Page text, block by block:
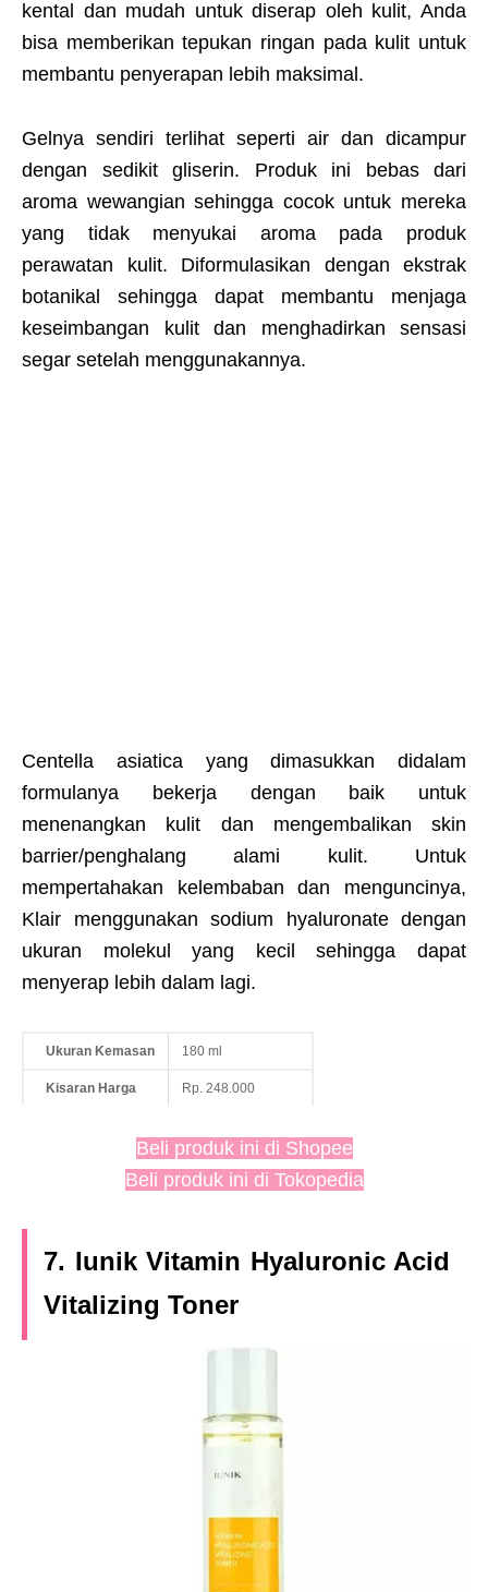
kental dan mudah untuk diserap oleh kulit, Anda
bisa memberikan tepukan ringan pada kulit untuk
membantu penyerapan lebih maksimal.
Gelnya sendiri terlihat seperti air dan dicampur
dengan sedikit gliserin. Produk ini bebas dari
aroma wewangian sehingga cocok untuk mereka
yang tidak menyukai aroma pada produk
perawatan kulit. Diformulasikan dengan ekstrak
botanikal sehingga dapat membantu menjaga
keseimbangan kulit dan menghadirkan sensasi
segar setelah menggunakannya.
Centella asiatica yang dimasukkan didalam
formulanya bekerja dengan baik untuk
menenangkan kulit dan mengembalikan skin
barrier/penghalang alami kulit. Untuk
mempertahakan kelembaban dan menguncinya,
Klair menggunakan sodium hyaluronate dengan
ukuran molekul yang kecil sehingga dapat
menyerap lebih dalam lagi.
Ukuran Kemasan 180 ml
Kisaran Harga Rp. 248.000
Beli produk ini di Shopee
Beli produk ini di Tokopedia
7. Iunik Vitamin Hyaluronic Acid
Vitalizing Toner